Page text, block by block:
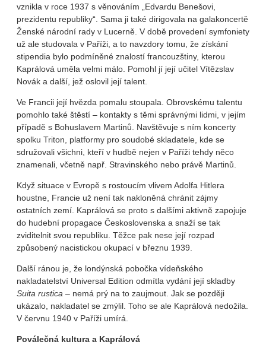
vznikla v roce 1937 s věnováním „Edvardu Benešovi,
prezidentu republiky“. Sama ji také dirigovala na galakoncertě
Ženské národní rady v Lucerně. V době provedení symfoniety
už ale studovala v Paříži, a to navzdory tomu, že získání
stipendia bylo podmíněné znalostí francouzštiny, kterou
Kaprálová uměla velmi málo. Pomohl jí její učitel Vítězslav
Novák a další, jež oslovil její talent.
Ve Francii její hvězda pomalu stoupala. Obrovskému talentu
pomohlo také štěstí – kontakty s těmi správnými lidmi, v jejím
případě s Bohuslavem Martinů. Navštěvuje s ním koncerty
spolku Triton, platformy pro soudobé skladatele, kde se
sdružovali všichni, kteří v hudbě nejen v Paříži tehdy něco
znamenali, včetně např. Stravinského nebo právě Martinů.
Když situace v Evropě s rostoucím vlivem Adolfa Hitlera
houstne, Francie už není tak nakloněná chránit zájmy
ostatních zemí. Kaprálová se proto s dalšími aktivně zapojuje
do hudební propagace Československa a snaží se tak
zviditelnit svou republiku. Těžce pak nese její rozpad
způsobený nacistickou okupací v březnu 1939.
Další ránou je, že londýnská pobočka vídeňského
nakladatelství Universal Edition odmítla vydání její skladby
Suita rustica – nemá prý na to zaujmout. Jak se později
ukázalo, nakladatel se zmýlil. Toho se ale Kaprálová nedožila.
V červnu 1940 v Paříži umírá.
Poválečná kultura a Kaprálová